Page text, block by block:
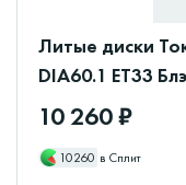
Литые диски
DIA60.1 ET33
10 260 ₽
10260 в Сплит